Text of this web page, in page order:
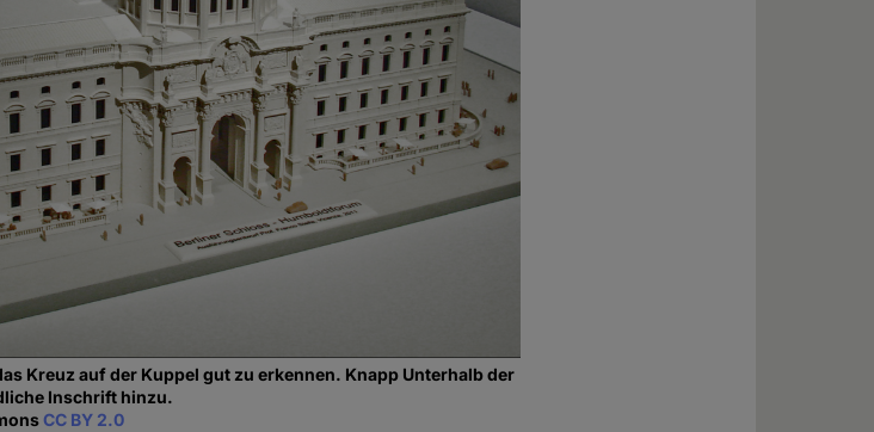
Kreuz auf der Kuppel gut zu erkennen. Knapp Unterhalb der
Inschrift hinzu.
CC BY 2.0